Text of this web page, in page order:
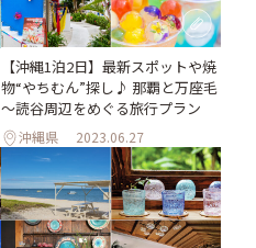
【沖縄1泊2日】最新スポットや焼
物“やちむん”探し♪ 那覇と万座毛
～読谷周辺をめぐる旅行プラン
沖縄県 2023.06.27